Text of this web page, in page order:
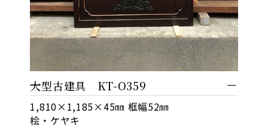
大型古建具 KT-O359
1,810×1,185×45㎜ 框幅52㎜
桧・ケヤキ